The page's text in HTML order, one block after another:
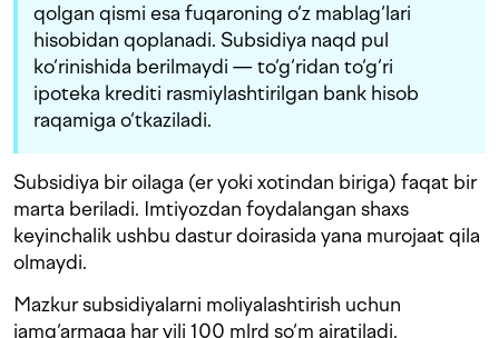
qolgan qismi esa fuqaroning o‘z mablag‘lari
hisobidan qoplanadi. Subsidiya naqd pul
ko‘rinishida berilmaydi — to‘g‘ridan to‘g‘ri
ipoteka krediti rasmiylashtirilgan bank hisob
raqamiga o‘tkaziladi.
Subsidiya bir oilaga (er yoki xotindan biriga) faqat bir
marta beriladi. Imtiyozdan foydalangan shaxs
keyinchalik ushbu dastur doirasida yana murojaat qila
olmaydi.
Mazkur subsidiyalarni moliyalashtirish uchun
jamg‘armaga har yili 100 mlrd so‘m ajratiladi.